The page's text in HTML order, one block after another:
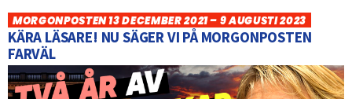
MORGONPOSTEN 13 DECEMBER 2021 – 9 AUGUSTI 2023
KÄRA LÄSARE! NU SÄGER VI PÅ MORGONPOSTEN
FARVÄL